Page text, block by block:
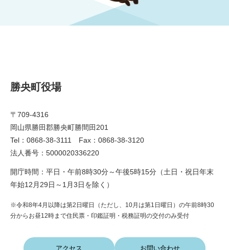
勝央町役場
〒709-4316
岡山県勝田郡勝央町勝間田201
Tel：0868-38-3111 Fax：0868-38-3120
法人番号：5000020336220
開庁時間：平日・午前8時30分～午後5時15分（土日・祝日年末
年始12月29日～1月3日を除く）
※令和8年4月以降は第2日曜日（ただし、10月は第1日曜日）の午前8時30
分からお昼12時まで住民票・印鑑証明・税務証明の交付のみ受付
アクセス お問い合わせ